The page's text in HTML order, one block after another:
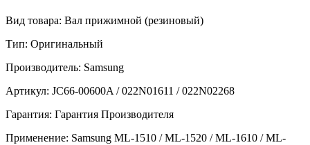
Вид товара: Вал прижимной (резиновый)
Тип: Оригинальный
Производитель: Samsung
Артикул: JC66-00600A / 022N01611 / 022N02268
Гарантия: Гарантия Производителя
Применение: Samsung ML-1510 / ML-1520 / ML-1610 / ML-